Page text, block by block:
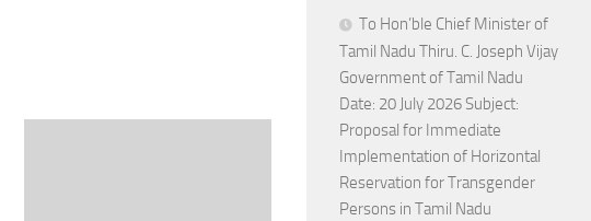
To Hon’ble Chief Minister of
Tamil Nadu Thiru. C. Joseph Vijay
Government of Tamil Nadu
Date: 20 July 2026 Subject:
Proposal for Immediate
Implementation of Horizontal
Reservation for Transgender
Persons in Tamil Nadu